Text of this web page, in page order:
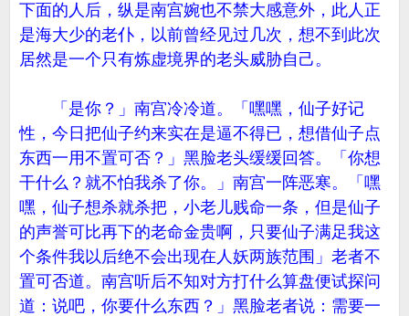
下面的人后，纵是南宫婉也不禁大感意外，此人正
是海大少的老仆，以前曾经见过几次，想不到此次
居然是一个只有炼虚境界的老头威胁自己。
「是你？」南宫冷冷道。「嘿嘿，仙子好记
性，今日把仙子约来实在是逼不得已，想借仙子点
东西一用不置可否？」黑脸老头缓缓回答。「你想
干什么？就不怕我杀了你。」南宫一阵恶寒。「嘿
嘿，仙子想杀就杀把，小老儿贱命一条，但是仙子
的声誉可比再下的老命金贵啊，只要仙子满足我这
个条件我以后绝不会出现在人妖两族范围」老者不
置可否道。南宫听后不知对方打什么算盘便试探问
道：说吧，你要什么东西？」黑脸老者说：需要一